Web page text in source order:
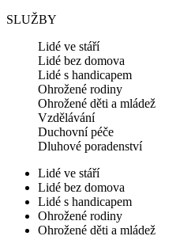
SLUŽBY
Lidé ve stáří
Lidé bez domova
Lidé s handicapem
Ohrožené rodiny
Ohrožené děti a mládež
Vzdělávání
Duchovní péče
Dluhové poradenství
Lidé ve stáří
Lidé bez domova
Lidé s handicapem
Ohrožené rodiny
Ohrožené děti a mládež